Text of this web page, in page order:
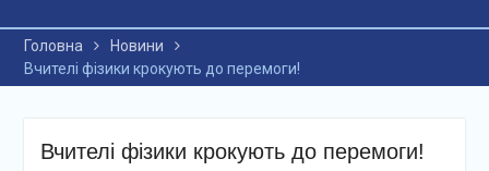
Головна
Новини
Вчителі фізики крокують до перемоги!
Вчителі фізики крокують до перемоги!